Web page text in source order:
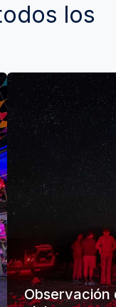
los
Observación